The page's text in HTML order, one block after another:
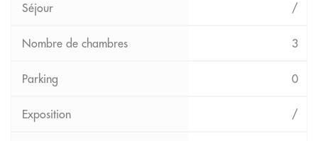
/
3
0
/